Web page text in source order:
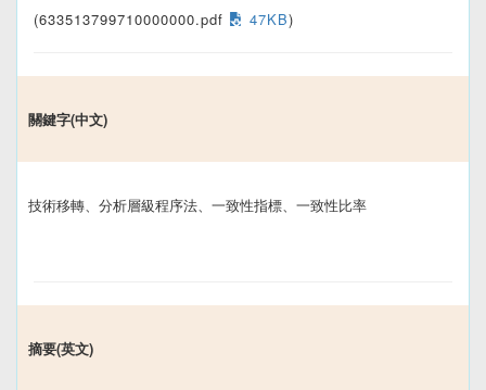
(633513799710000000.pdf
47KB)
關鍵字(中文)
技術移轉、分析層級程序法、一致性指標、一致性比率
摘要(英文)